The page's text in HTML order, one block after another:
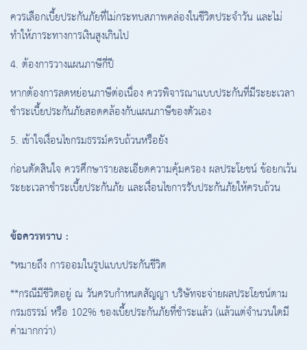
ควรเลือกเบี้ยประกันภัยที่ไม่กระทบสภาพคล่องในชีวิตประจำวัน และไม่
ทำให้ภาระทางการเงินสูงเกินไป
4. ต้องการวางแผนภาษีกี่ปี
หากต้องการลดหย่อนภาษีต่อเนื่อง ควรพิจารณาแบบประกันที่มีระยะเวลา
ชำระเบี้ยประกันภัยสอดคล้องกับแผนภาษีของตัวเอง
5. เข้าใจเงื่อนไขกรมธรรม์ครบถ้วนหรือยัง
ก่อนตัดสินใจ ควรศึกษารายละเอียดความคุ้มครอง ผลประโยชน์ ข้อยกเว้น
ระยะเวลาชำระเบี้ยประกันภัย และเงื่อนไขการรับประกันภัยให้ครบถ้วน
ข้อควรทราบ :
*หมายถึง การออมในรูปแบบประกันชีวิต
**กรณีมีชีวิตอยู่ ณ วันครบกำหนดสัญญา บริษัทจะจ่ายผลประโยชน์ตาม
กรมธรรม์ หรือ 102% ของเบี้ยประกันภัยที่ชำระแล้ว (แล้วแต่จำนวนใดมี
ค่ามากกว่า)